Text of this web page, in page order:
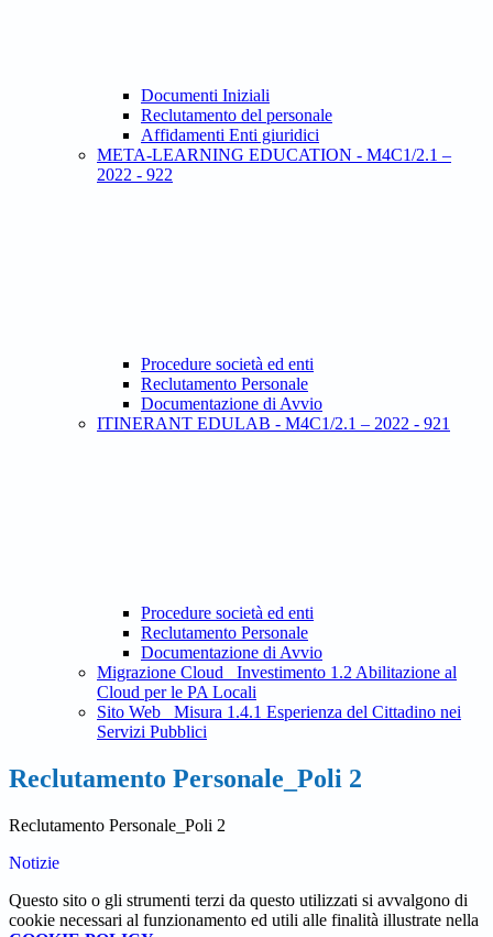
Documenti Iniziali
Reclutamento del personale
Affidamenti Enti giuridici
META-LEARNING EDUCATION - M4C1/2.1 –
2022 - 922
Procedure società ed enti
Reclutamento Personale
Documentazione di Avvio
ITINERANT EDULAB - M4C1/2.1 – 2022 - 921
Procedure società ed enti
Reclutamento Personale
Documentazione di Avvio
Migrazione Cloud_ Investimento 1.2 Abilitazione al
Cloud per le PA Locali
Sito Web_ Misura 1.4.1 Esperienza del Cittadino nei
Servizi Pubblici
Reclutamento Personale_Poli 2
Reclutamento Personale_Poli 2
Notizie
Questo sito o gli strumenti terzi da questo utilizzati si avvalgono di
cookie necessari al funzionamento ed utili alle finalità illustrate nella